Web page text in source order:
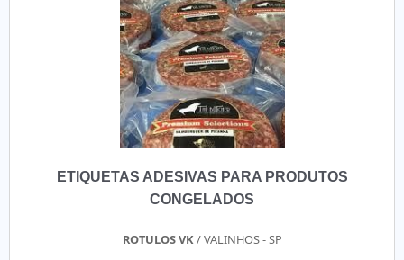
PARA IMPRESSORASe alguém procurar por ribbon para
impressora em uma empresa responsável, acha o site da
FKX Etiquetas e Rótulos. Com grande know-how focado em
etiquetas em branco e etiquetas pré-impressas, oferecendo
o que há de melhor no mercado para cada cliente.Sem
perder o foco em ribbon para impressora, deve-se ter a
exatidão em orçar com empresas que prezam por produtos
e serviços que tenham ótima qualidade e assertividade,
comprometimento da empresa com seus clientes.Existem
muitas formas diferentes de demonstrar conhecimento e
e Rótulos é a melhor opção no segmento quando buscar
ETIQUETAS ADESIVAS PARA PRODUTOS
CONGELADOS
ROTULOS VK/ VALINHOS - SP